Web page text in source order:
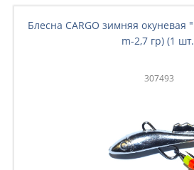
Блесна CARGO зимняя окуневая
m-2,7 гр) (1
307493